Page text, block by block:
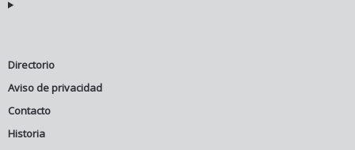
Directorio
Aviso de privacidad
Contacto
Historia